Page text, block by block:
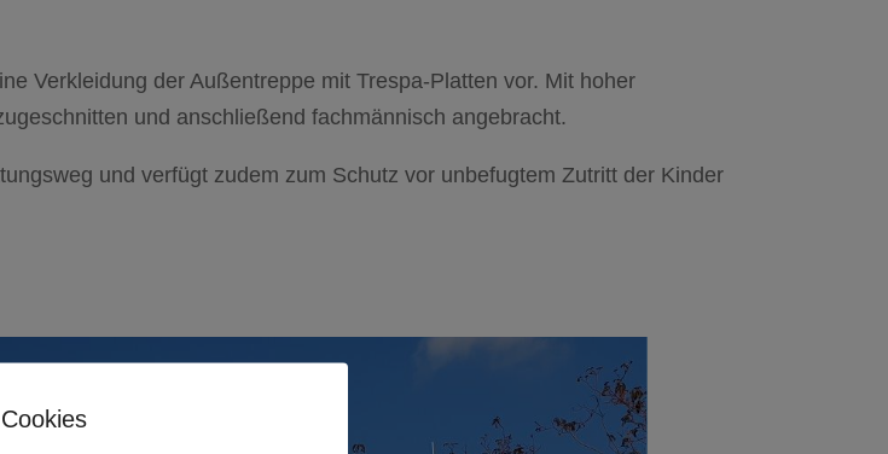
Verkleidung der Außentreppe mit Trespa-Platten vor. Mit hoher
und anschließend fachmännisch angebracht.
und verfügt zudem zum Schutz vor unbefugtem Zutritt der Kinder